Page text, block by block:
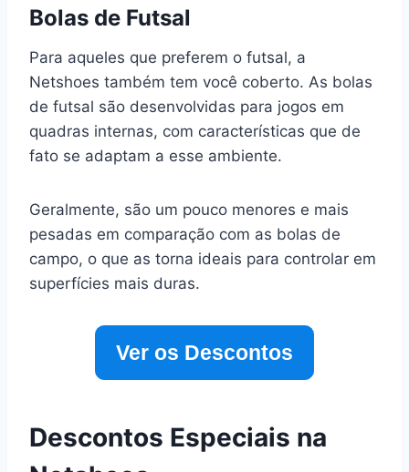
Bolas de Futsal
Para aqueles que preferem o futsal, a
Netshoes também tem você coberto. As bolas
de futsal são desenvolvidas para jogos em
quadras internas, com características que de
fato se adaptam a esse ambiente.
Geralmente, são um pouco menores e mais
pesadas em comparação com as bolas de
campo, o que as torna ideais para controlar em
superfícies mais duras.
Ver os Descontos
Descontos Especiais na